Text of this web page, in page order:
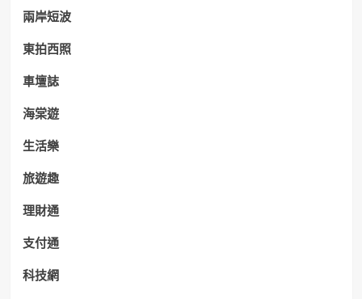
兩岸短波
東拍西照
車壇誌
海棠遊
生活樂
旅遊趣
理財通
支付通
科技網